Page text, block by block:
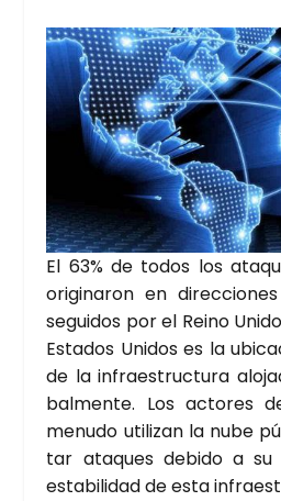
El 63% de todos los
ori­gi­na­ron en
segui­dos por el Rei­no
Esta­dos Uni­dos es la
de la infra­es­truc­tu­ra
bal­men­te. Los acto­res
menu­do uti­li­zan la nube
tar ata­ques debi­do a
esta­bi­li­dad de esta